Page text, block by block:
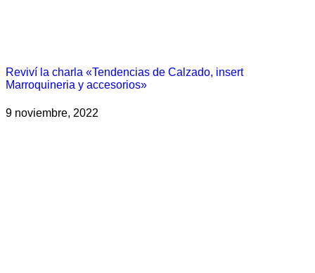
Reviví la charla «Tendencias de Calzado, insert
Marroquineria y accesorios»
9 noviembre, 2022